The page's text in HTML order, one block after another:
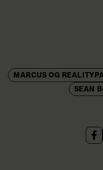
MARCUS OG
SEAN